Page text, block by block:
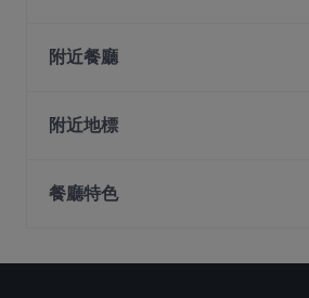
PEMENCO
Garibaldi Italian Restaurant and Bar
The Artisan Cafe
附近餐廳
HK Charcoal Claypot 鲜入围煮
SUHANG XIANGBAN 苏杭湘伴
附近地標
Nicoll Highway Station, 新加坡
餐廳特色
在 新加坡 的 親子友善餐廳